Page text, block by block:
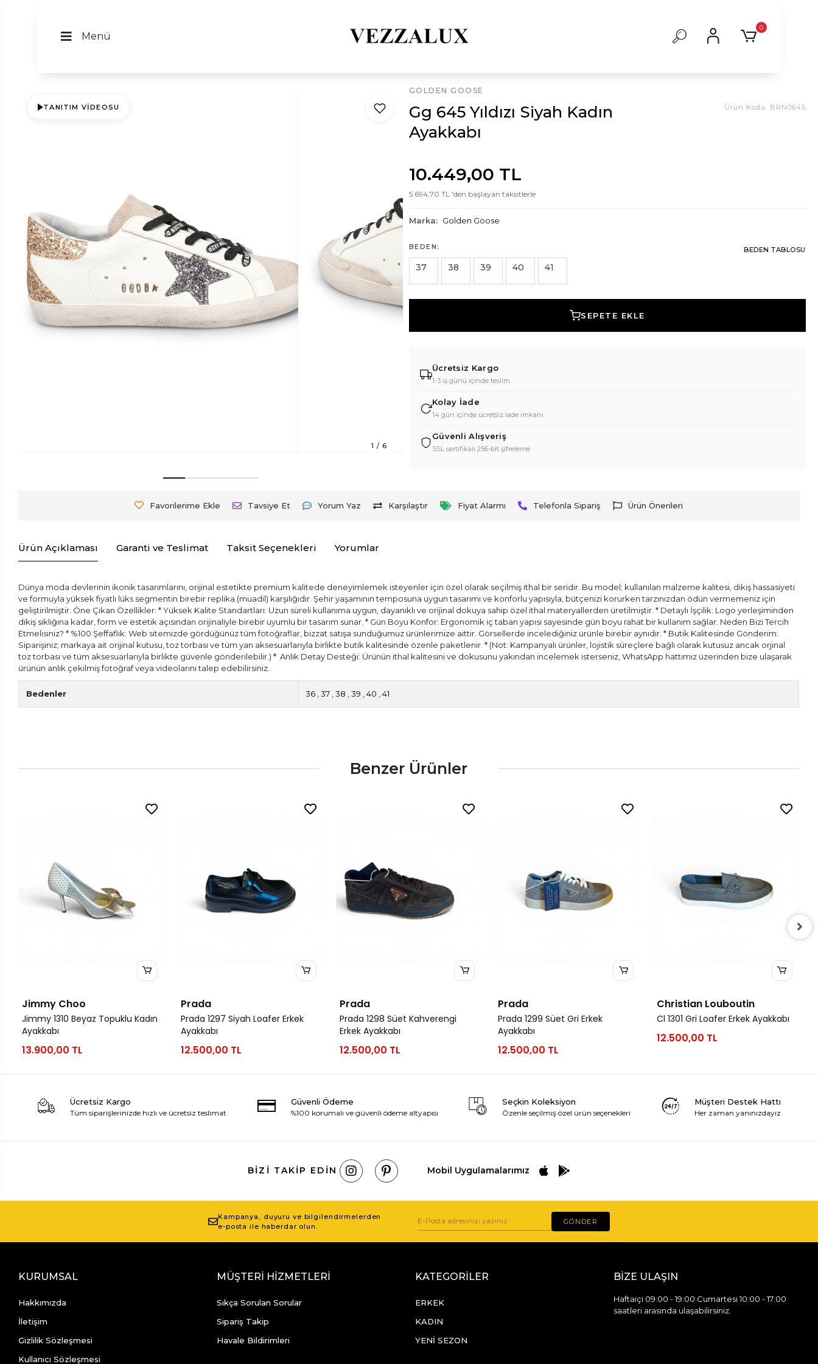
Menü
0
TANITIM VIDEOSU
1 / 6
GOLDEN GOOSE
Gg 645 Yıldızı Siyah Kadın
Ayakkabı
Ürün Kodu: BRN0645
10.449,00 TL
5.694,70 TL 'den başlayan taksitlerle
Marka: Golden Goose
BEDEN: BEDEN TABLOSU
37 38 39 40 41
SEPETE EKLE
Ücretsiz Kargo
1-3 iş günü içinde teslim
Kolay İade
14 gün içinde ücretsiz iade imkanı
Güvenli Alışveriş
SSL sertifikalı 256-bit şifreleme
Favorilerime Ekle Tavsiye Et Yorum Yaz Karşılaştır Fiyat Alarmı Telefonla Sipariş Ürün Önerileri
Ürün Açıklaması Garanti ve Teslimat Taksit Seçenekleri Yorumlar
Dünya moda devlerinin ikonik tasarımlarını, orijinal estetikte premium kalitede deneyimlemek isteyenler için özel olarak seçilmiş ithal bir seridir. Bu model; kullanılan malzeme kalitesi, dikiş hassasiyeti
ve formuyla yüksek fiyatlı lüks segmentin birebir replika (muadil) karşılığıdır. Şehir yaşamının temposuna uygun tasarımı ve konforlu yapısıyla, bütçenizi korurken tarzınızdan ödün vermemeniz için
geliştirilmiştir. Öne Çıkan Özellikler: * Yüksek Kalite Standartları: Uzun süreli kullanıma uygun, dayanıklı ve orijinal dokuya sahip özel ithal materyallerden üretilmiştir. * Detaylı İşçilik: Logo yerleşiminden
dikiş sıklığına kadar, form ve estetik açısından orijinaliyle birebir uyumlu bir tasarım sunar. * Gün Boyu Konfor: Ergonomik iç taban yapısı sayesinde gün boyu rahat bir kullanım sağlar. Neden Bizi Tercih
Etmelisiniz? * %100 Şeffaflık: Web sitemizde gördüğünüz tüm fotoğraflar, bizzat satışa sunduğumuz ürünlerimize aittir. Görsellerde incelediğiniz ürünle birebir aynıdır. * Butik Kalitesinde Gönderim:
Siparişiniz; markaya ait orijinal kutusu, toz torbası ve tüm yan aksesuarlarıyla birlikte butik kalitesinde özenle paketlenir. * (Not: Kampanyalı ürünler, lojistik süreçlere bağlı olarak kutusuz ancak orjinal
toz torbası ve tüm aksesuarlarıyla birlikte güvenle gönderilebilir.) * ⁠ Anlık Detay Desteği: Ürünün ithal kalitesini ve dokusunu yakından incelemek isterseniz, WhatsApp hattımız üzerinden bize ulaşarak
ürünün anlık çekilmiş fotoğraf veya videolarını talep edebilirsiniz.
Bedenler 36 ,37 ,38 ,39 ,40 ,41
Benzer Ürünler
Jimmy Choo
Jimmy 1310 Beyaz Topuklu Kadın
Ayakkabı
13.900,00 TL
Prada
Prada 1297 Siyah Loafer Erkek
Ayakkabı
12.500,00 TL
Prada
Prada 1298 Süet Kahverengi
Erkek Ayakkabı
12.500,00 TL
Prada
Prada 1299 Süet Gri Erkek
Ayakkabı
12.500,00 TL
Christian Louboutin
Cl 1301 Gri Loafer Erkek Ayakkabı
12.500,00 TL
Ücretsiz Kargo
Tüm siparişlerinizde hızlı ve ücretsiz teslimat
Güvenli Ödeme
%100 korumalı ve güvenli ödeme altyapısı
Seçkin Koleksiyon
Özenle seçilmiş özel ürün seçenekleri
Müşteri Destek Hattı
Her zaman yanınızdayız
BIZI TAKIP EDIN Mobil Uygulamalarımız
Kampanya, duyuru ve bilgilendirmelerden
e-posta ile haberdar olun.
GÖNDER
KURUMSAL
Hakkımızda
İletişim
Gizlilik Sözleşmesi
Kullanıcı Sözleşmesi
MÜŞTERİ HİZMETLERİ
Sıkça Sorulan Sorular
Sipariş Takip
Havale Bildirimleri
KATEGORİLER
ERKEK
KADIN
YENİ SEZON
BİZE ULAŞIN
Haftaiçi 09:00 - 19:00 Cumartesi 10:00 - 17:00
saatleri arasında ulaşabilirsiniz.